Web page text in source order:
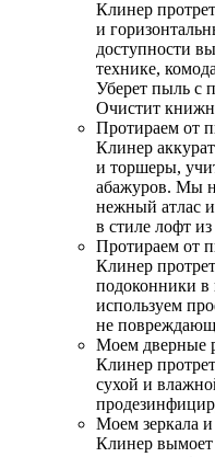
Клинер
и
доступности
технике,
Уберет пыль с
Очистит
Протираем от
Клинер
и торшеры,
абажуров. Мы
нежный атлас
в стиле лофт
Протираем от
Клинер
подоконники
используем
не
Моем дверные
Клинер
сухой и
Моем зеркала и
Клинер вымоет